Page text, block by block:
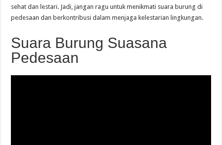
sehat dan lestari. Jadi, jangan ragu untuk menikmati suara burung di
pedesaan dan berkontribusi dalam menjaga kelestarian lingkungan.
Suara Burung Suasana
Pedesaan